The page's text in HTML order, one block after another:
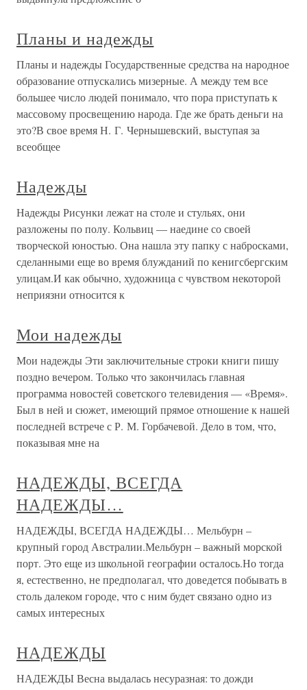
Планы и надежды
Планы и надежды Государственные средства на народное
образование отпускались мизерные. А между тем все
большее число людей понимало, что пора приступать к
массовому просвещению народа. Где же брать деньги на
это?В свое время Н. Г. Чернышевский, выступая за
всеобщее
Надежды
Надежды Рисунки лежат на столе и стульях, они
разложены по полу. Кольвиц — наедине со своей
творческой юностью. Она нашла эту папку с набросками,
сделанными еще во время блужданий по кенигсбергским
улицам.И как обычно, художница с чувством некоторой
неприязни относится к
Мои надежды
Мои надежды Эти заключительные строки книги пишу
поздно вечером. Только что закончилась главная
программа новостей советского телевидения — «Время».
Был в ней и сюжет, имеющий прямое отношение к нашей
последней встрече с Р. М. Горбачевой. Дело в том, что,
показывая мне на
НАДЕЖДЫ, ВСЕГДА
НАДЕЖДЫ…
НАДЕЖДЫ, ВСЕГДА НАДЕЖДЫ… Мельбурн –
крупный город Австралии.Мельбурн – важный морской
порт. Это еще из школьной географии осталось.Но тогда
я, естественно, не предполагал, что доведется побывать в
столь далеком городе, что с ним будет связано одно из
самых интересных
НАДЕЖДЫ
НАДЕЖДЫ Весна выдалась несуразная: то дожди